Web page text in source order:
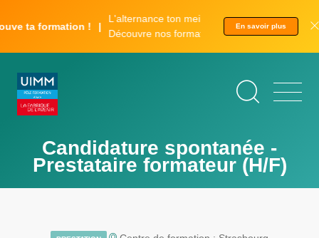
au
ta formation !
L'alternance ton meilleur tremplin.
Découvre nos formations.
En savoir plus
Candidature spontanée -
Prestataire formateur (H/F)